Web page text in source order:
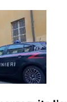
l’ex
compagno:
2026
e un mezzo
di 77 anni